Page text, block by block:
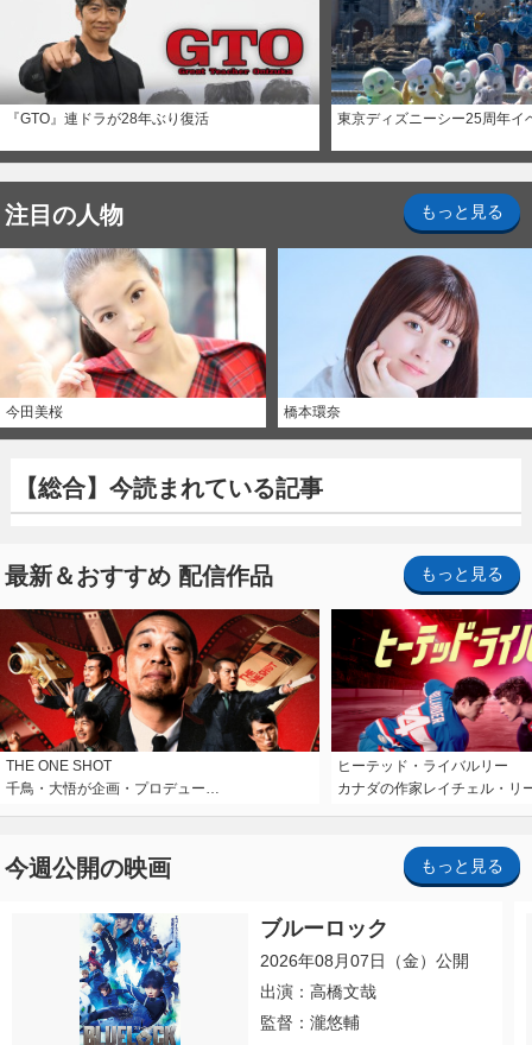
『GTO』連ドラが28年ぶり復活 東京ディズニーシー25周年イ
注目の人物 もっと見る
今田美桜 橋本環奈
【総合】今読まれている記事
最新＆おすすめ 配信作品 もっと見る
THE ONE SHOT
千鳥・大悟が企画・プロデュー…
ヒーテッド・ライバルリー
カナダの作家レイチェル・リ
今週公開の映画 もっと見る
ブルーロック
2026年08月07日（金）公開
出演：高橋文哉
監督：瀧悠輔